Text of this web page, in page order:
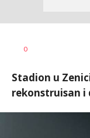
AUTOR
0
Stadion u
rekonstruisan i